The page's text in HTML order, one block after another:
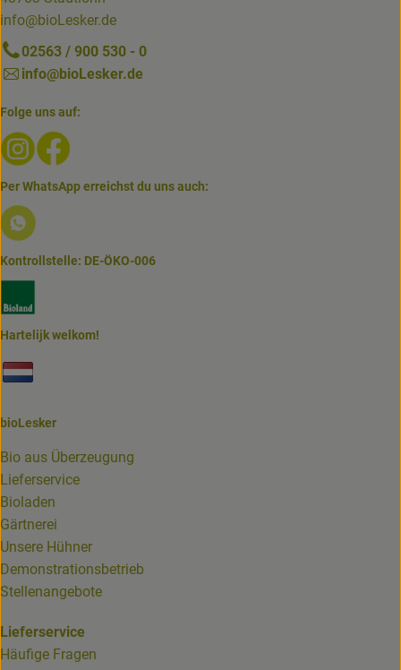
info@bioLesker.de
02563 / 900 530 - 0
info@bioLesker.de
Folge uns auf:
Externer Link zu https://www.instagram.com/biolesker/
Per WhatsApp erreichst du uns auch:
Externer Link zu https://www.biolesker.de/lieferservice/
Kontrollstelle: DE-ÖKO-006
Hartelijk welkom!
bioLesker
Bio aus Überzeugung
Lieferservice
Bioladen
Gärtnerei
Unsere Hühner
Demonstrationsbetrieb
Stellenangebote
Lieferservice
Häufige Fragen